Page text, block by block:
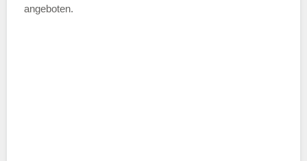
angeboten.